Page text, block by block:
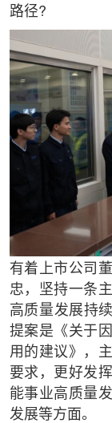
路径?
有着上市公司
忠，坚持一条
高质量发展持
提案是《关于
用的建议》，
要求，更好发
能事业高质量
发展等方面。